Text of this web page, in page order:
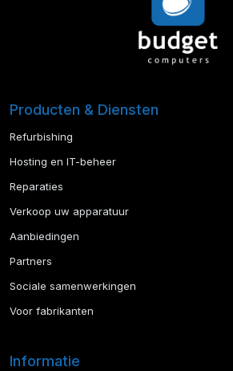
Producten & Diensten
Refurbishing
Hosting en IT-beheer
Reparaties
Verkoop uw apparatuur
Aanbiedingen
Partners
Sociale samenwerkingen
Voor fabrikanten
Informatie